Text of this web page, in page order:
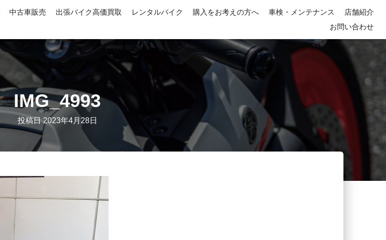
中古車販売 出張バイク高価買取 レンタルバイク 購入をお考えの方へ 車検・メンテナンス
店舗紹介
お問い合わせ
IMG_4993
投稿日2023年4月28日